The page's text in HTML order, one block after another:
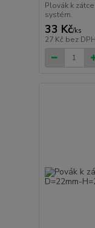
Plovák k
systém.
33 Kč/ks
27 Kč bez DPH